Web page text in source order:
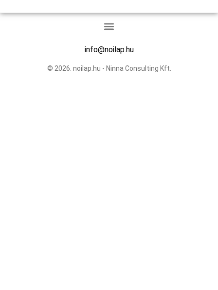
info@noilap.hu
© 2026. noilap.hu - Ninna Consulting Kft.